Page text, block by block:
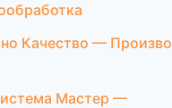
Качество —
Мастер —